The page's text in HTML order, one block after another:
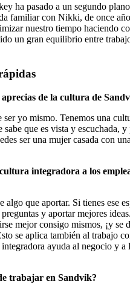
ha pasado a un segundo
familiar con Nikki, de once
nuestro tiempo haciendo
un gran equilibrio entre
aprecias de la cultura de
yo mismo. Tenemos una
que es vista y escuchada, y
ser una mujer casada con
integradora a los
algo que aportar. Si tienes ese
y aportar mejores
mejor consigo mismos, ¡y se
se aplica también al trabajo
ayuda al negocio y a
trabajar en Sandvik?